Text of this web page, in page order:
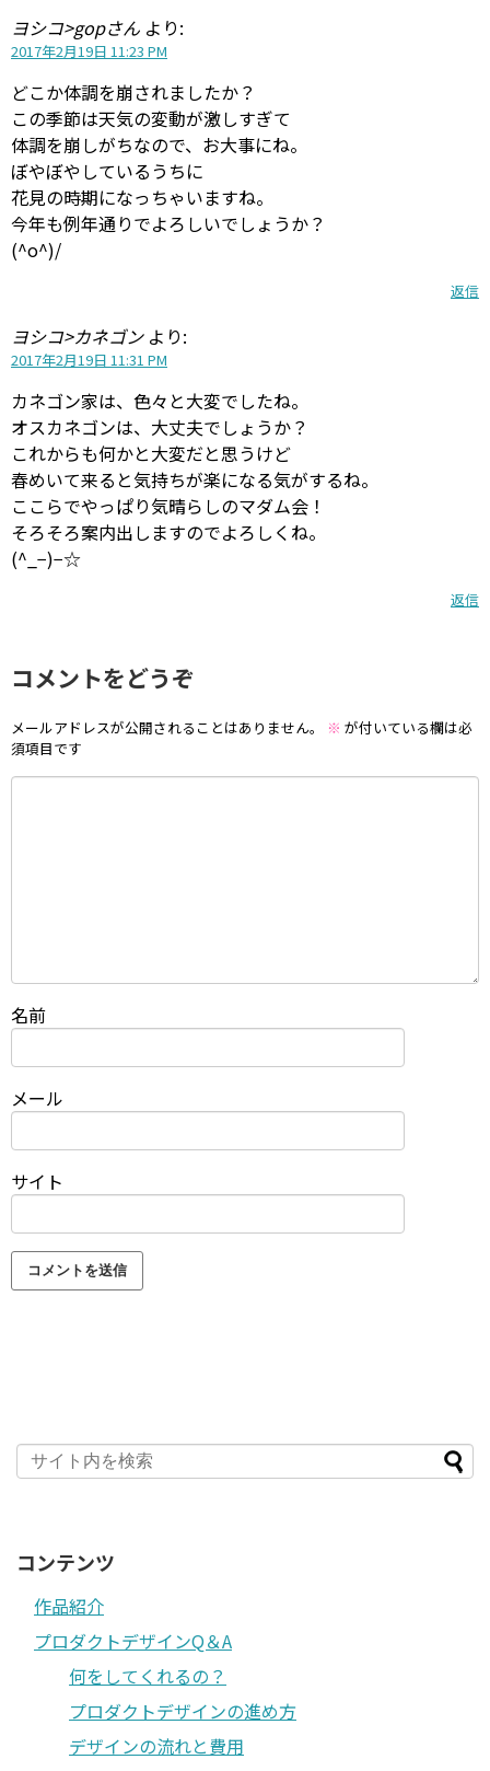
ヨシコ>gopさん より:
2017年2月19日 11:23 PM
どこか体調を崩されましたか？
この季節は天気の変動が激しすぎて
体調を崩しがちなので、お大事にね。
ぼやぼやしているうちに
花見の時期になっちゃいますね。
今年も例年通りでよろしいでしょうか？
(^o^)/
返信
ヨシコ>カネゴン より:
2017年2月19日 11:31 PM
カネゴン家は、色々と大変でしたね。
オスカネゴンは、大丈夫でしょうか？
これからも何かと大変だと思うけど
春めいて来ると気持ちが楽になる気がするね。
ここらでやっぱり気晴らしのマダム会！
そろそろ案内出しますのでよろしくね。
(^_−)−☆
返信
コメントをどうぞ
メールアドレスが公開されることはありません。 ※ が付いている欄は必
須項目です
名前
メール
サイト
コンテンツ
作品紹介
プロダクトデザインQ＆A
何をしてくれるの？
プロダクトデザインの進め方
デザインの流れと費用